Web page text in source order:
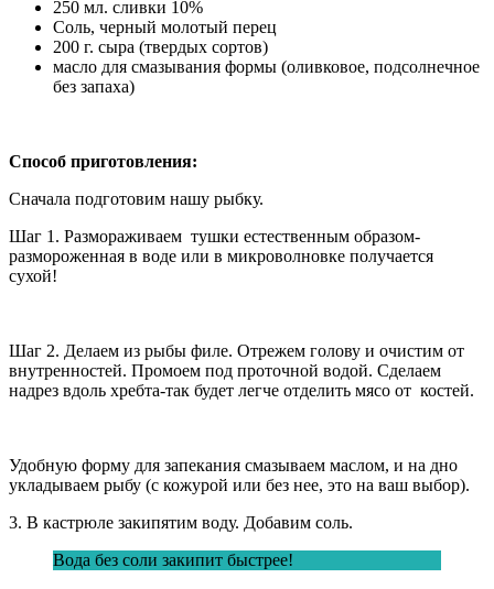
250 мл. сливки 10%
Соль, черный молотый перец
200 г. сыра (твердых сортов)
масло для смазывания формы (оливковое, подсолнечное
без запаха)
Способ приготовления:
Сначала подготовим нашу рыбку.
Шаг 1. Размораживаем тушки естественным образом-
размороженная в воде или в микроволновке получается
сухой!
Шаг 2. Делаем из рыбы филе. Отрежем голову и очистим от
внутренностей. Промоем под проточной водой. Сделаем
надрез вдоль хребта-так будет легче отделить мясо от костей.
Удобную форму для запекания смазываем маслом, и на дно
укладываем рыбу (с кожурой или без нее, это на ваш выбор).
3. В кастрюле закипятим воду. Добавим соль.
Вода без соли закипит быстрее!